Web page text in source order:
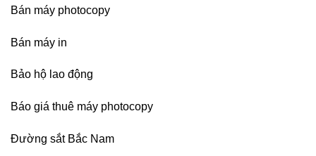
Bán máy photocopy
Bán máy in
Bảo hộ lao động
Báo giá thuê máy photocopy
Đường sắt Bắc Nam